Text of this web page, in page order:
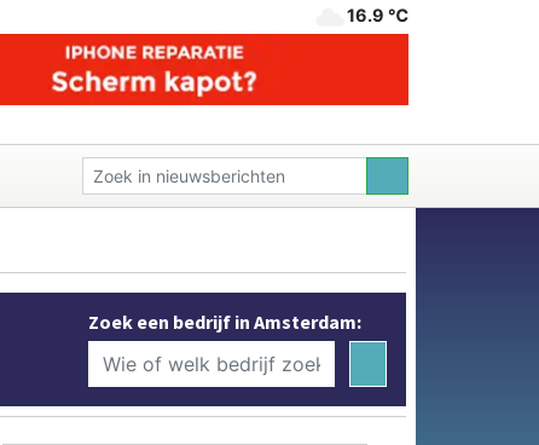
16.9 ℃
Zoek een bedrijf in Amsterdam: